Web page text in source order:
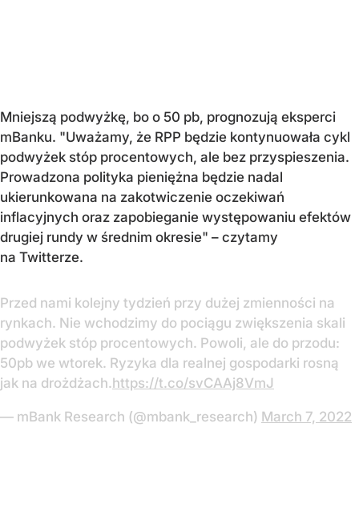
Mniejszą podwyżkę, bo o 50 pb, prognozują eksperci
mBanku. "Uważamy, że RPP będzie kontynuowała cykl
podwyżek stóp procentowych, ale bez przyspieszenia.
Prowadzona polityka pieniężna będzie nadal
ukierunkowana na zakotwiczenie oczekiwań
inflacyjnych oraz zapobieganie występowaniu efektów
drugiej rundy w średnim okresie" – czytamy
na Twitterze.
Przed nami kolejny tydzień przy dużej zmienności na
rynkach. Nie wchodzimy do pociągu zwiększenia skali
podwyżek stóp procentowych. Powoli, ale do przodu:
50pb we wtorek. Ryzyka dla realnej gospodarki rosną
jak na drożdżach.https://t.co/svCAAj8VmJ
— mBank Research (@mbank_research) March 7, 2022